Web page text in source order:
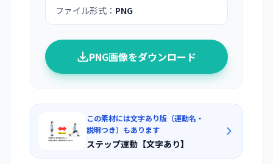
ファイル形式： PNG
PNG画像をダウンロード
この素材には文字あり版（運動名・
説明つき）もあります
ステップ運動【文字あり】